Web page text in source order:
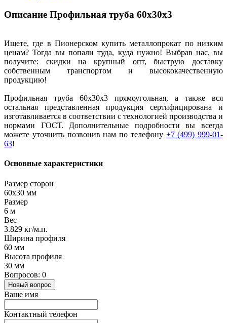
Описание Профильная труба 60х30х3
Ищете, где в Пионерском купить металлопрокат по низким
ценам? Тогда вы попали туда, куда нужно! Выбрав нас, вы
получите: скидки на крупный опт, быструю доставку
собственным транспортом и высококачественную
продукцию!
Профильная труба 60х30х3 прямоугольная, а также вся
остальная представленная продукция сертифицирована и
изготавливается в соответствии с технологией производства и
нормами ГОСТ. Дополнительные подробности вы всегда
можете уточнить позвонив нам по телефону +7 (499) 999-01-
63!
Основные характеристики
Размер сторон
60х30 мм
Размер
6 м
Вес
3.829 кг/м.п.
Ширина профиля
60 мм
Высота профиля
30 мм
Вопросов: 0
Новый вопрос
Ваше имя
Контактный телефон